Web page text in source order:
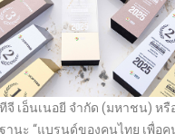
จี เอ็นเนอยี จำกัด (มหาชน) หรื
ฐานะ “แบรนด์ของคนไทย เพื่อค